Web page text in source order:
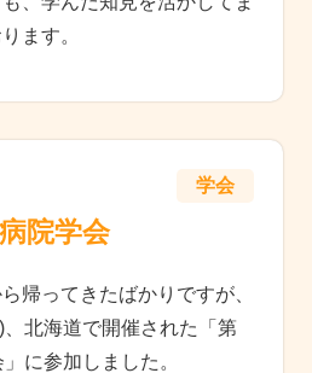
ます。
学会
院学会
帰ってきたばかりですが、
北海道で開催された「第
に参加しました。